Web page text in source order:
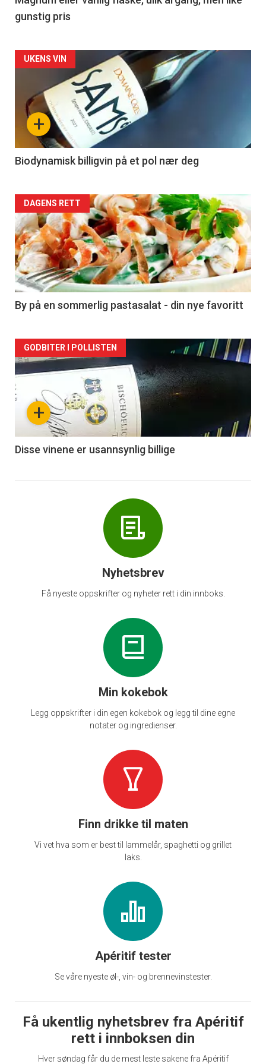
gunstig pris
Forsiden
akkurat
nå
4
+
UKENS VIN
Biodynamisk billigvin på et pol nær deg
Forsiden
akkurat
nå
-
5
DAGENS RETT
By på en sommerlig pastasalat - din nye favoritt
Forsiden
akkurat
nå
6
+
GODBITER I POLLISTEN
Disse vinene er usannsynlig billige
Nyhetsbrev
Få nyeste oppskrifter og nyheter rett i din innboks.
Min kokebok
Legg oppskrifter i din egen kokebok og legg til dine egne
notater og ingredienser.
Finn drikke til maten
Vi vet hva som er best til lammelår, spaghetti og grillet
laks.
Apéritif tester
Se våre nyeste øl-, vin- og brennevinstester.
Få ukentlig nyhetsbrev fra Apéritif
rett i innboksen din
Hver søndag får du de mest leste sakene fra Apéritif